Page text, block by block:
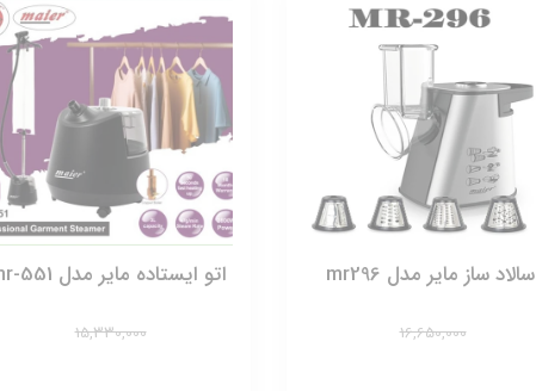
سالاد ساز مایر مدل mr296
16,650,000
اتو ایستاده مایر مدل mr-551
15,330,000